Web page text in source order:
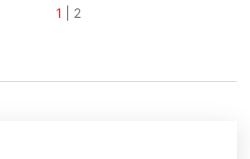
1
2